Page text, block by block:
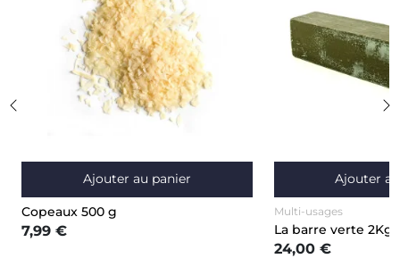
Ajouter au panier
Copeaux 500 g
7,99 €
Ajouter
Multi-usages
La barre verte 2Kg
24,00 €